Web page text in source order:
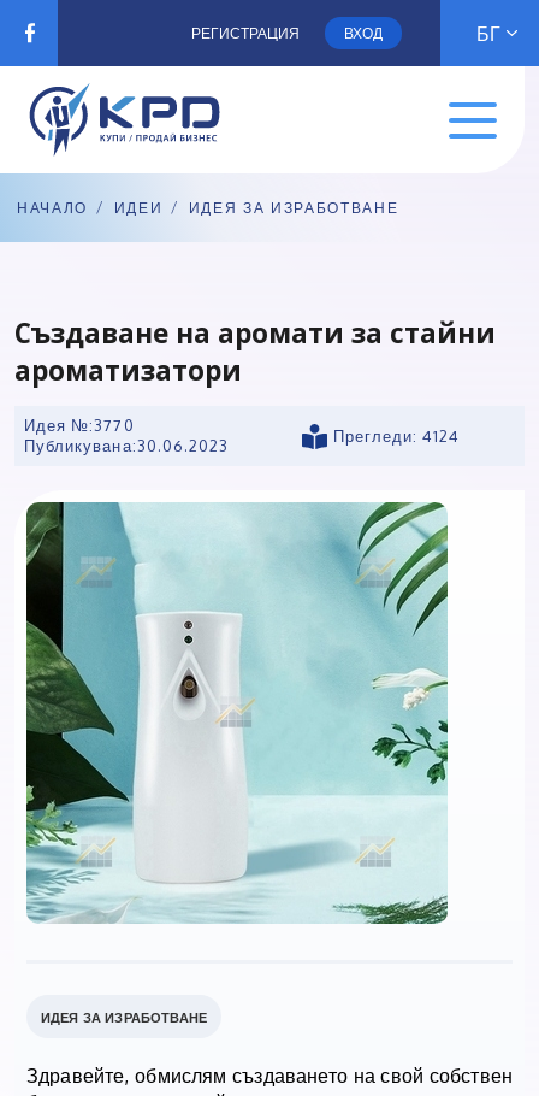
РЕГИСТРАЦИЯ ВХОД БГ
НАЧАЛО / ИДЕИ / ИДЕЯ ЗА ИЗРАБОТВАНЕ
Създаване на аромати за стайни
ароматизатори
Идея №:3770
Публикувана:30.06.2023
Прегледи: 4124
ИДЕЯ ЗА ИЗРАБОТВАНЕ
Здравейте, обмислям създаването на свой собствен